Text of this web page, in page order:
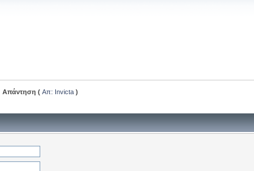
Απάντηση (Απ: Invicta )